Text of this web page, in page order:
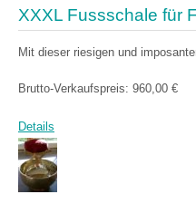
XXXL Fussschale für
Mit dieser riesigen und
Brutto-Verkaufspreis: 960,00 €
Details